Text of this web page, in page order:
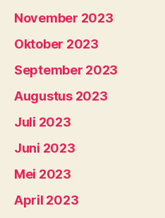
November 2023
Oktober 2023
September 2023
Augustus 2023
Juli 2023
Juni 2023
Mei 2023
April 2023